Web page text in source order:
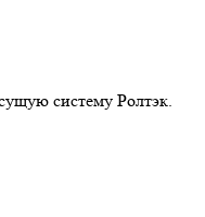
систему Ролтэк.